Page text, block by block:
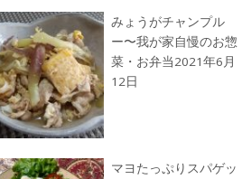
みょうがチャンプル
ー〜我が家自慢のお惣
菜・お弁当2021年6月
12日
マヨたっぷりスパゲッ